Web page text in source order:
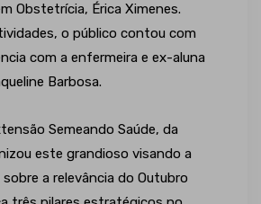
Obstetrícia, Érica Ximenes.
o público contou com
com a enfermeira e ex-aluna
Barbosa.
Semeando Saúde, da
este grandioso visando a
a relevância do Outubro